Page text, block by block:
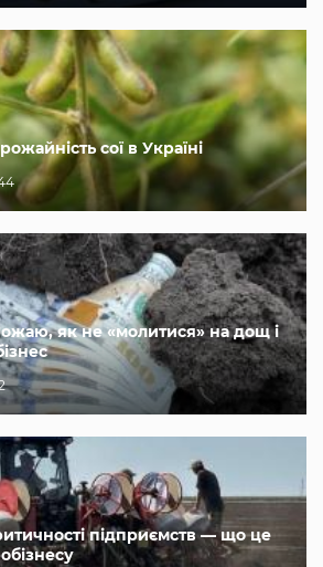
сої в Україні
як не «молитися» на дощ і
підприємств — що це